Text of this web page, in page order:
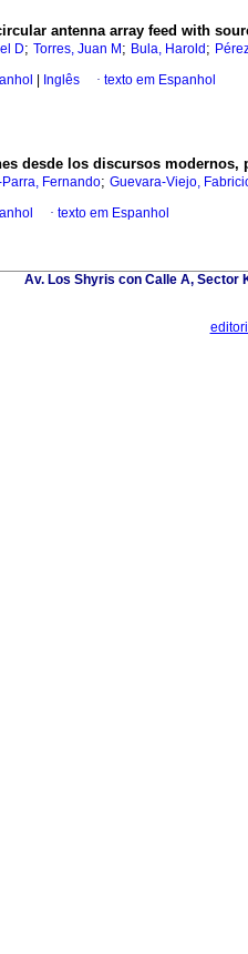
antenna array feed with
D; Torres, Juan M ; Bula, Harold ;
Inglês · texto em Espanhol
desde los discursos
Parra, Fernando; Guevara-Viejo,
· texto em Espanhol
Av. Los Shyris con Calle A, Sector